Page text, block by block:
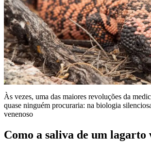
Às vezes, uma das maiores revoluções da
quase ninguém procuraria: na biologia
venenoso
Como a saliva de um lagarto